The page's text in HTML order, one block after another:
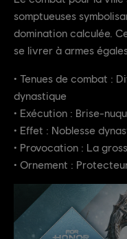
somptueuses
domination calculée.
se livrer à armes
• Tenues de combat :
dynastique
• Exécution : Brise-
• Effet : Noblesse
• Provocation : La
• Ornement :